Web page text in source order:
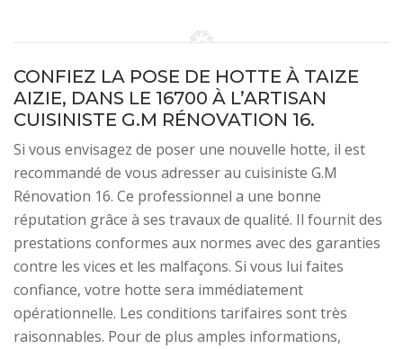
CONFIEZ LA POSE DE HOTTE À TAIZE
AIZIE, DANS LE 16700 À L’ARTISAN
CUISINISTE G.M RÉNOVATION 16.
Si vous envisagez de poser une nouvelle hotte, il est
recommandé de vous adresser au cuisiniste G.M
Rénovation 16. Ce professionnel a une bonne
réputation grâce à ses travaux de qualité. Il fournit des
prestations conformes aux normes avec des garanties
contre les vices et les malfaçons. Si vous lui faites
confiance, votre hotte sera immédiatement
opérationnelle. Les conditions tarifaires sont très
raisonnables. Pour de plus amples informations,